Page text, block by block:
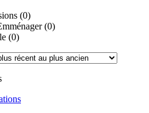
(0)
(0)
(0)